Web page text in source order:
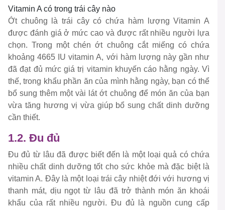
Vitamin A có trong trái cây nào
Ớt chuông là trái cây có chứa hàm lượng Vitamin A
được đánh giá ở mức cao và được rất nhiều người lựa
chọn. Trong một chén ớt chuông cắt miếng có chứa
khoảng 4665 IU vitamin A, với hàm lượng này gần như
đã đạt đủ mức giá trị vitamin khuyến cáo hằng ngày. Vì
thế, trong khẩu phần ăn của mình hằng ngày, bạn có thể
bổ sung thêm một vài lát ớt chuông để món ăn của bạn
vừa tăng hương vị vừa giúp bổ sung chất dinh dưỡng
cần thiết.
1.2. Đu đủ
Đu đủ từ lâu đã được biết đến là một loại quả có chứa
nhiều chất dinh dưỡng tốt cho sức khỏe mà đặc biệt là
vitamin A. Đây là một loại trái cây nhiệt đới với hương vị
thanh mát, dịu ngọt từ lâu đã trở thành món ăn khoái
khẩu của rất nhiều người. Đu đủ là nguồn cung cấp